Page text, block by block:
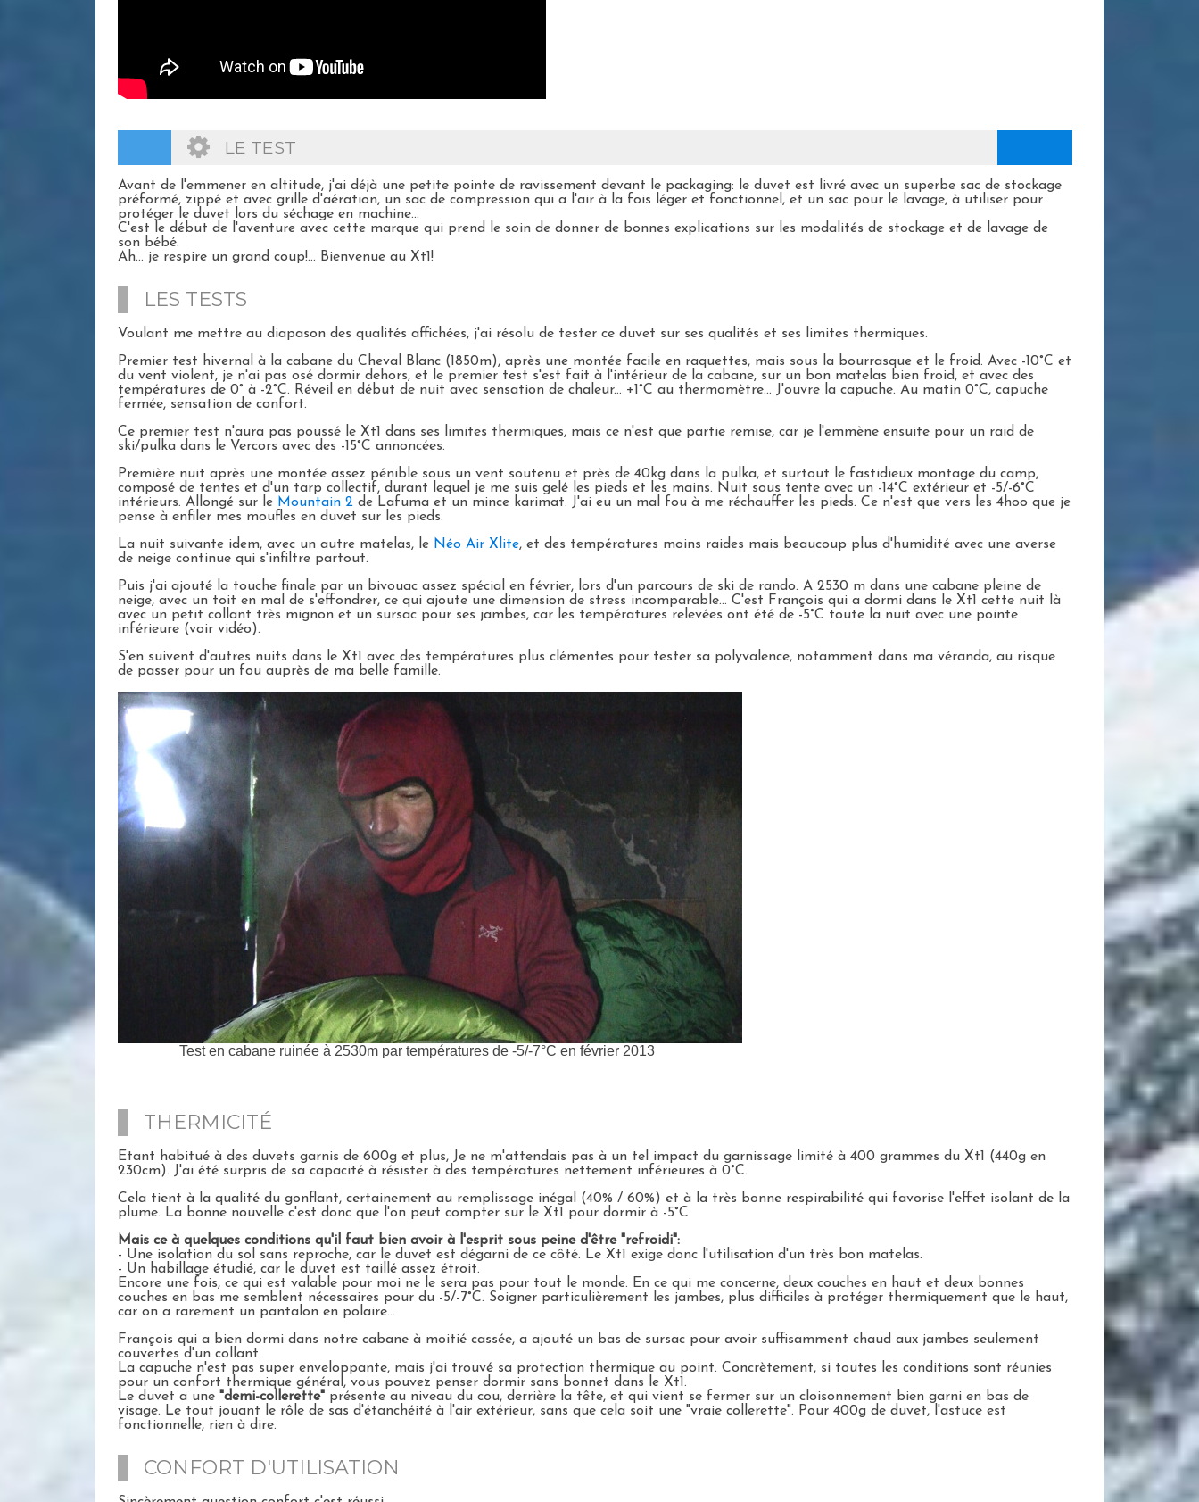
LE TEST
Avant de l'emmener en altitude, j'ai déjà une petite pointe de ravissement devant le packaging: le duvet est livré avec un superbe sac de stockage
préformé, zippé et avec grille d'aération, un sac de compression qui a l'air à la fois léger et fonctionnel, et un sac pour le lavage, à utiliser pour
protéger le duvet lors du séchage en machine...
C'est le début de l'aventure avec cette marque qui prend le soin de donner de bonnes explications sur les modalités de stockage et de lavage de
son bébé.
Ah... je respire un grand coup!... Bienvenue au Xt1!
LES TESTS
Voulant me mettre au diapason des qualités affichées, j'ai résolu de tester ce duvet sur ses qualités et ses limites thermiques.
Premier test hivernal à la cabane du Cheval Blanc (1850m), après une montée facile en raquettes, mais sous la bourrasque et le froid. Avec -10°C et
du vent violent, je n'ai pas osé dormir dehors, et le premier test s'est fait à l'intérieur de la cabane, sur un bon matelas bien froid, et avec des
températures de 0° à -2°C. Réveil en début de nuit avec sensation de chaleur... +1°C au thermomètre... J'ouvre la capuche. Au matin 0°C, capuche
fermée, sensation de confort.
Ce premier test n'aura pas poussé le Xt1 dans ses limites thermiques, mais ce n'est que partie remise, car je l'emmène ensuite pour un raid de
ski/pulka dans le Vercors avec des -15°C annoncées.
Première nuit après une montée assez pénible sous un vent soutenu et près de 40kg dans la pulka, et surtout le fastidieux montage du camp,
composé de tentes et d'un tarp collectif, durant lequel je me suis gelé les pieds et les mains. Nuit sous tente avec un -14°C extérieur et -5/-6°C
intérieurs. Allongé sur le Mountain 2 de Lafuma et un mince karimat. J'ai eu un mal fou à me réchauffer les pieds. Ce n'est que vers les 4hoo que je
pense à enfiler mes moufles en duvet sur les pieds.
La nuit suivante idem, avec un autre matelas, le Néo Air Xlite, et des températures moins raides mais beaucoup plus d'humidité avec une averse
de neige continue qui s'infiltre partout.
Puis j'ai ajouté la touche finale par un bivouac assez spécial en février, lors d'un parcours de ski de rando. A 2530 m dans une cabane pleine de
neige, avec un toit en mal de s'effondrer, ce qui ajoute une dimension de stress incomparable... C'est François qui a dormi dans le Xt1 cette nuit là
avec un petit collant très mignon et un sursac pour ses jambes, car les températures relevées ont été de -5°C toute la nuit avec une pointe
inférieure (voir vidéo).
S'en suivent d'autres nuits dans le Xt1 avec des températures plus clémentes pour tester sa polyvalence, notamment dans ma véranda, au risque
de passer pour un fou auprès de ma belle famille.
Test en cabane ruinée à 2530m par températures de -5/-7°C en février 2013
THERMICITÉ
Etant habitué à des duvets garnis de 600g et plus, Je ne m'attendais pas à un tel impact du garnissage limité à 400 grammes du Xt1 (440g en
230cm). J'ai été surpris de sa capacité à résister à des températures nettement inférieures à 0°C.
Cela tient à la qualité du gonflant, certainement au remplissage inégal (40% / 60%) et à la très bonne respirabilité qui favorise l'effet isolant de la
plume. La bonne nouvelle c'est donc que l'on peut compter sur le Xt1 pour dormir à -5°C.
Mais ce à quelques conditions qu'il faut bien avoir à l'esprit sous peine d'être "refroidi":
- Une isolation du sol sans reproche, car le duvet est dégarni de ce côté. Le Xt1 exige donc l'utilisation d'un très bon matelas.
- Un habillage étudié, car le duvet est taillé assez étroit.
Encore une fois, ce qui est valable pour moi ne le sera pas pour tout le monde. En ce qui me concerne, deux couches en haut et deux bonnes
couches en bas me semblent nécessaires pour du -5/-7°C. Soigner particulièrement les jambes, plus difficiles à protéger thermiquement que le haut,
car on a rarement un pantalon en polaire...
François qui a bien dormi dans notre cabane à moitié cassée, a ajouté un bas de sursac pour avoir suffisamment chaud aux jambes seulement
couvertes d'un collant.
La capuche n'est pas super enveloppante, mais j'ai trouvé sa protection thermique au point. Concrètement, si toutes les conditions sont réunies
pour un confort thermique général, vous pouvez penser dormir sans bonnet dans le Xt1.
Le duvet a une "demi-collerette" présente au niveau du cou, derrière la tête, et qui vient se fermer sur un cloisonnement bien garni en bas de
visage. Le tout jouant le rôle de sas d'étanchéité à l'air extérieur, sans que cela soit une "vraie collerette". Pour 400g de duvet, l'astuce est
fonctionnelle, rien à dire.
CONFORT D'UTILISATION